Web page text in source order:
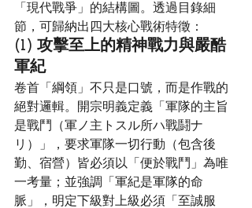
「現代戰爭」的結構圖。透過目錄細
節，可歸納出四大核心戰術特徵：
(1) 攻擊至上的精神戰力與嚴酷
軍紀
卷首「綱領」不只是口號，而是作戰的
絕對邏輯。開宗明義定義「軍隊的主旨
是戰鬥（軍ノ主トスル所ハ戰鬪ナ
リ）」，要求軍隊一切行動（包含後
勤、宿營）皆必須以「便於戰鬥」為唯
一考量；並強調「軍紀是軍隊的命
脈」，明定下級對上級必須「至誠服